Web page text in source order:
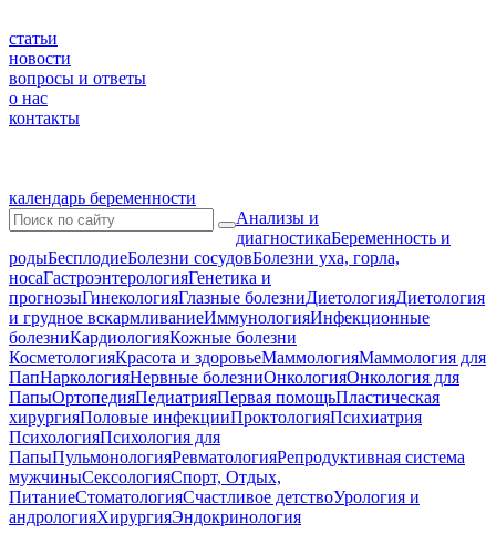
статьи
новости
вопросы и ответы
о нас
контакты
календарь беременности
Анализы и
диагностикаБеременность и
родыБесплодиеБолезни сосудовБолезни уха, горла,
носаГастроэнтерологияГенетика и
прогнозыГинекологияГлазные болезниДиетологияДиетология
и грудное вскармливаниеИммунологияИнфекционные
болезниКардиологияКожные болезни
КосметологияКрасота и здоровьеМаммологияМаммология для
ПапНаркологияНервные болезниОнкологияОнкология для
ПапыОртопедияПедиатрияПервая помощьПластическая
хирургияПоловые инфекцииПроктологияПсихиатрия
ПсихологияПсихология для
ПапыПульмонологияРевматологияРепродуктивная система
мужчиныСексологияСпорт, Отдых,
ПитаниеСтоматологияСчастливое детствоУрология и
андрологияХирургияЭндокринология